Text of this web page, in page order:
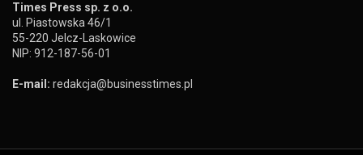
Times Press sp. z o.o.
ul. Piastowska 46/1
55-220 Jelcz-Laskowice
NIP: 912-187-56-01
E-mail: redakcja@businesstimes.pl